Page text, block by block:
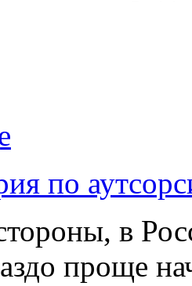
по
в
проще